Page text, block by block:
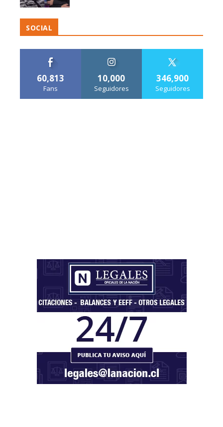
SOCIAL
60,813
Fans
10,000
Seguidores
346,900
Seguidores